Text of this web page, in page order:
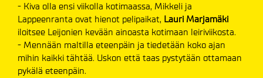
- Kiva olla ensi viikolla kotimaassa, Mikkeli ja
Lappeenranta ovat hienot pelipaikat, Lauri Marjamäki
iloitsee Leijonien kevään ainoasta kotimaan leiriviikosta.
- Mennään maltilla eteenpäin ja tiedetään koko ajan
mihin kaikki tähtää. Uskon että taas pystytään ottamaan
pykälä eteenpäin.